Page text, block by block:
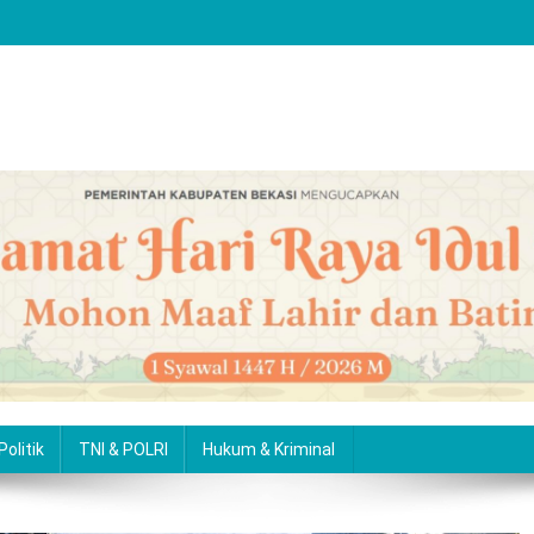
Politik TNI & POLRI Hukum & Kriminal